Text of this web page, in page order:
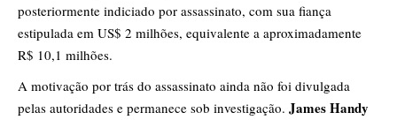
posteriormente indiciado por assassinato, com sua fiança
estipulada em US$ 2 milhões, equivalente a aproximadamente
R$ 10,1 milhões.
A motivação por trás do assassinato ainda não foi divulgada
pelas autoridades e permanece sob investigação. James Handy